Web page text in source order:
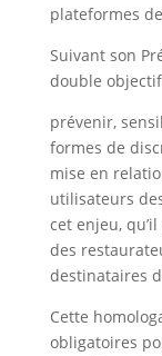
plateformes
Suivant son
double
prévenir,
formes de
mise en
utilisateurs
cet enjeu,
des
destinataires
Cette
obligatoires